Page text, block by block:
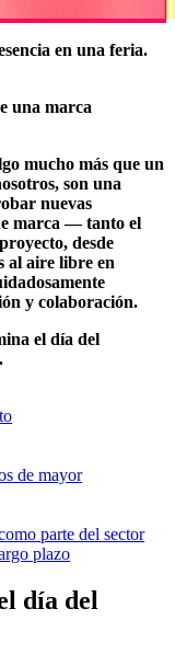
en una feria.
una marca
mucho más que un
son una
nuevas
marca — tanto el
desde
al aire libre en
y colaboración.
el día del
de mayor
parte del sector
plazo
día del